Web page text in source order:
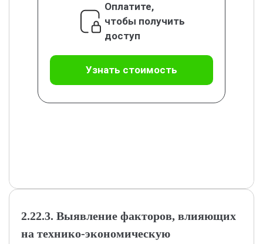
Оплатите,
чтобы получить
доступ
Узнать стоимость
2.22.3. Выявление факторов, влияющих
на технико-экономическую